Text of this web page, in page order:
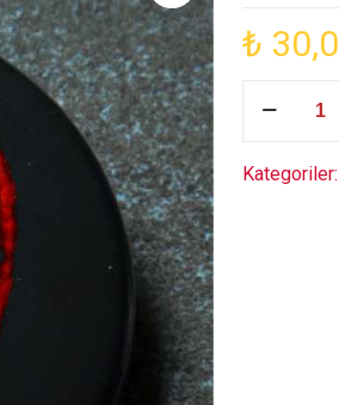
₺
adet
Kategoriler: